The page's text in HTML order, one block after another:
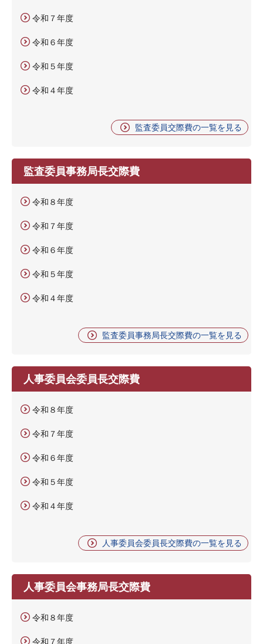
令和７年度
令和６年度
令和５年度
令和４年度
監査委員交際費の一覧を見る
監査委員事務局長交際費
令和８年度
令和７年度
令和６年度
令和５年度
令和４年度
監査委員事務局長交際費の一覧を見る
人事委員会委員長交際費
令和８年度
令和７年度
令和６年度
令和５年度
令和４年度
人事委員会委員長交際費の一覧を見る
人事委員会事務局長交際費
令和８年度
令和７年度